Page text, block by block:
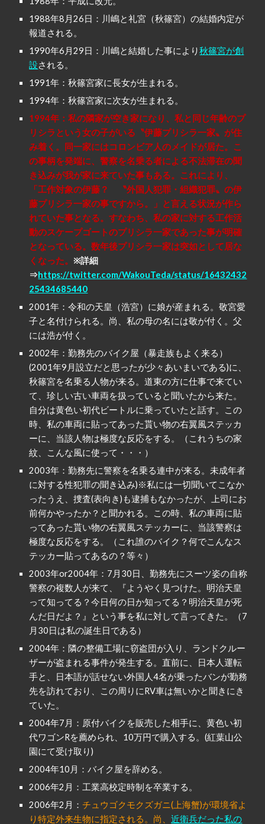
1988年8月26日：川嶋と礼宮（秋篠宮）の結婚内定が
報道される。
1990年6月29日：川嶋と結婚した事により秋篠宮が創
設される。
1991年：秋篠宮家に長女が生まれる。
1994年：秋篠宮家に次女が生まれる。
1994年：私の隣家が空き家になり、私と同じ年齢のプ
リシラという女の子がいる〝伊藤プリシラ一家〟が住
み着く。同一家にはコロンビア人のメイドが居た。こ
の事柄を発端に、警察を名乗る者による不法滞在の聞
き込みが我が家に来ていた事もある。これにより、
「工作対象の伊藤？ 〝外国人犯罪・組織犯罪〟の伊
藤プリシラ一家の事ですから。」と言える状況が作ら
れていた事となる。すなわち、私の家に対する工作活
動のスケープゴートのプリシラ一家であった事が明確
となっている。数年後プリシラ一家は突如として居な
くなった。※詳細
⇒https://twitter.com/WakouTeda/status/16432432
25434685440
2001年：令和の天皇（浩宮）に娘が産まれる。敬宮愛
子と名付けられる。尚、私の母の名には敬が付く。父
には浩が付く。
2002年：勤務先のバイク屋（暴走族もよく来る）
(2001年9月設立だと思ったが少々あいまいである)に、
秋篠宮を名乗る人物が来る。道東の方に仕事で来てい
て、珍しい古い車両を扱っていると聞いたから来た。
自分は黄色い初代ビートルに乗っていたと話す。この
時、私の車両に貼ってあった貰い物の右翼風ステッカ
ーに、当該人物は極度な反応をする。（これうちの家
紋、こんな風に使って・・・）
2003年：勤務先に警察を名乗る連中が来る。未成年者
に対する性犯罪の聞き込み)※私には一切聞いてこなか
ったうえ、捜査(表向き)も逮捕もなかったが、上司にお
前何かやったか？と聞かれる。この時、私の車両に貼
ってあった貰い物の右翼風ステッカーに、当該警察は
極度な反応をする。（これ誰のバイク？何でこんなス
テッカー貼ってあるの？等々）
2003年or2004年：7月30日、勤務先にスーツ姿の自称
警察の複数人が来て、『ようやく見つけた。明治天皇
って知ってる？今日何の日か知ってる？明治天皇が死
んだ日だよ？』という事を私に対して言ってきた。（7
月30日は私の誕生日である）
2004年：隣の整備工場に窃盗団が入り、ランドクルー
ザーが盗まれる事件が発生する。直前に、日本人運転
手と、日本語が話せない外国人4名が乗ったバンが勤務
先を訪れており、この周りにRV車は無いかと聞きにき
ていた。
2004年7月：原付バイクを販売した相手に、黄色い初
代ワゴンRを薦められ、10万円で購入する。(紅葉山公
園にて受け取り)
2004年10月：バイク屋を辞める。
2006年2月：工業高校定時制を卒業する。
2006年2月：チュウゴクモクズガニ(上海蟹)が環境省よ
り特定外来生物に指定される。尚、近衛兵だった私の